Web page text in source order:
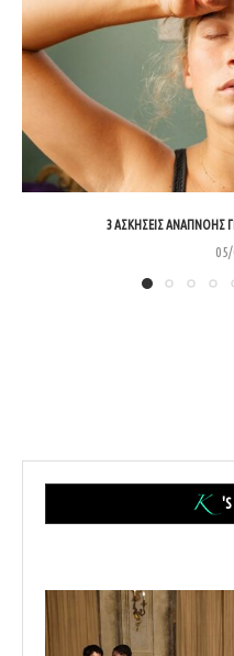
3 ΑΣΚΉΣΕΙΣ ΑΝΑΠΝΟΉΣ